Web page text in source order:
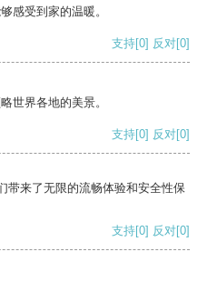
感受到家的温暖。
支持[0] 反对[0]
世界各地的美景。
支持[0] 反对[0]
带来了无限的流畅体验和安全性保
支持[0] 反对[0]